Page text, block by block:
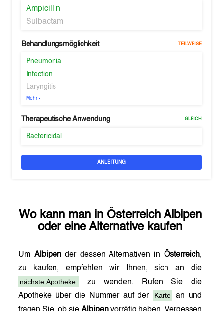
Ampicillin
Sulbactam
Behandlungsmöglichkeit TEILWEISE
Pneumonia
Infection
Laryngitis
Mehr
Therapeutische Anwendung GLEICH
Bactericidal
ANLEITUNG
Wo kann man in Österreich Albipen
oder eine Alternative kaufen
Um Albipender dessen Alternativen in Österreich,
zu kaufen, empfehlen wir Ihnen, sich an die
nächste Apotheke.
zu wenden. Rufen Sie die
Apotheke über die Nummer auf der
Karte
an und